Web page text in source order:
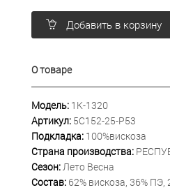
Добавить в корзину
О товаре
Модель: 1К-1320
Артикул: 5С152-25-Р53
Подкладка: 100%вискоза
Страна производства:
Сезон:Лето Весна
Состав: 62% вискоза, 36% ПЭ,